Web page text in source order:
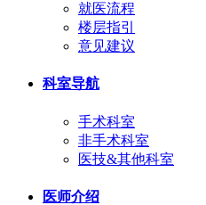
就医流程
楼层指引
意见建议
科室导航
手术科室
非手术科室
医技&其他科室
医师介绍